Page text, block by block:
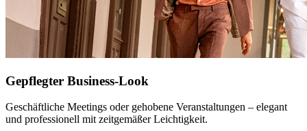
Gepflegter Business-Look
Geschäftliche Meetings oder gehobene Veranstaltungen – elegant
und professionell mit zeitgemäßer Leichtigkeit.